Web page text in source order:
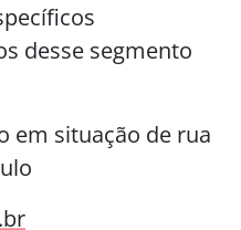
desse segmento
em situação de rua